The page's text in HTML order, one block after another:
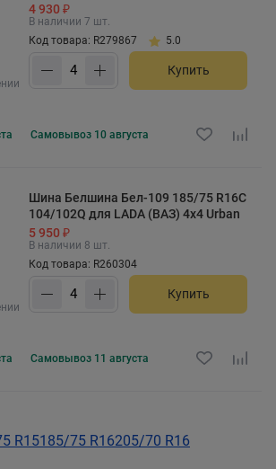
4 930 ₽
В наличии 7 шт.
Код товара: R279867
5.0
Купить
Самовывоз 10 августа
Шина Белшина Бел-109 185/75 R16C
104/102Q для LADA (ВАЗ) 4x4 Urban
5 950 ₽
В наличии 8 шт.
Код товара: R260304
Купить
Самовывоз 11 августа
R15185/75 R16205/70 R16